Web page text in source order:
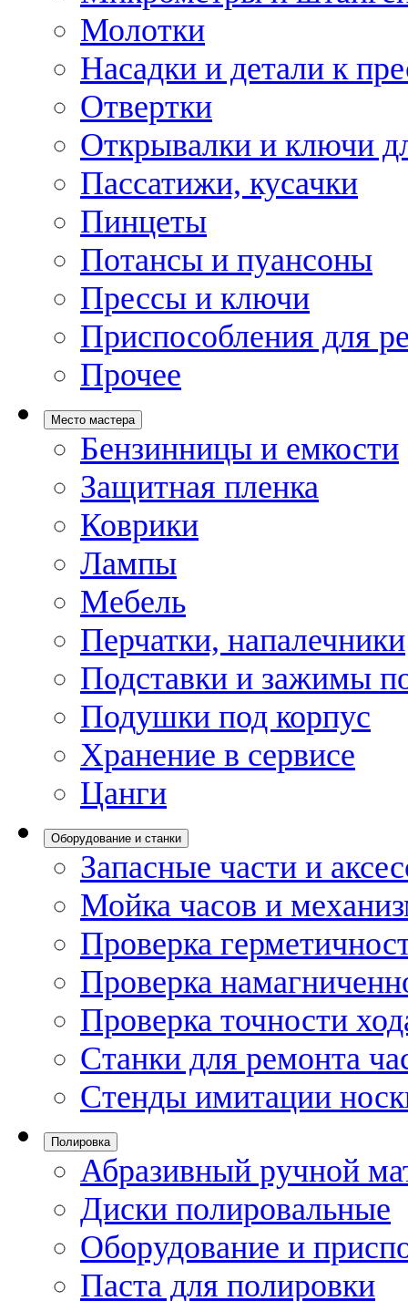
Молотки
Насадки и детали к
Отвертки
Открывалки и ключи
Пассатижи, кусачки
Пинцеты
Потансы и пуансоны
Прессы и ключи
Приспособления для
Прочее
Место мастера
Бензинницы и емкости
Защитная пленка
Коврики
Лампы
Мебель
Перчатки, напалечники
Подставки и зажимы
Подушки под корпус
Хранение в сервисе
Цанги
Оборудование и станки
Запасные части и
Мойка часов и
Проверка
Проверка
Проверка точности
Станки для ремонта
Стенды имитации
Полировка
Абразивный ручной
Диски полировальные
Оборудование и
Паста для полировки